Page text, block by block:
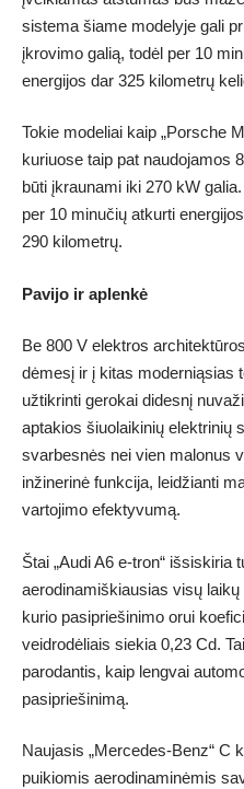
sistema šiame modelyje gali
įkrovimo galią, todėl per 10
energijos dar 325 kilometrų
Tokie modeliai kaip „Porsche
kuriuose taip pat naudojamos
būti įkraunami iki 270 kW
per 10 minučių atkurti
290 kilometrų.
Pavijo ir aplenkė
Be 800 V elektros
dėmesį ir į kitas moderniąsias
užtikrinti gerokai didesnį
aptakios šiuolaikinių elektrinių
svarbesnės nei vien malonus
inžinerinė funkcija, leidžianti
vartojimo efektyvumą.
Štai „Audi A6 e-tron“ išsiskiria
aerodinamiškiausias visų
kurio pasipriešinimo orui
veidrodėliais siekia 0,23 Cd.
parodantis, kaip lengvai
pasipriešinimą.
Naujasis „Mercedes-Benz“ C
puikiomis aerodinaminėmis